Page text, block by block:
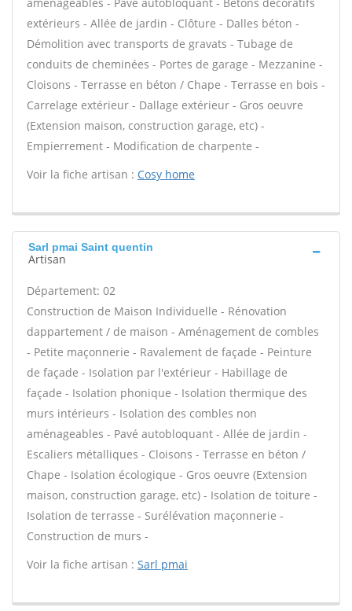
extérieurs - Allée de jardin - Clôture - Dalles béton -
Démolition avec transports de gravats - Tubage de
conduits de cheminées - Portes de garage - Mezzanine -
Cloisons - Terrasse en béton / Chape - Terrasse en bois -
Carrelage extérieur - Dallage extérieur - Gros oeuvre
(Extension maison, construction garage, etc) -
Empierrement - Modification de charpente -
Voir la fiche artisan : Cosy home
Sarl pmai Saint quentin
Artisan
Département: 02
Construction de Maison Individuelle - Rénovation
dappartement / de maison - Aménagement de combles
- Petite maçonnerie - Ravalement de façade - Peinture
de façade - Isolation par l'extérieur - Habillage de
façade - Isolation phonique - Isolation thermique des
murs intérieurs - Isolation des combles non
aménageables - Pavé autobloquant - Allée de jardin -
Escaliers métalliques - Cloisons - Terrasse en béton /
Chape - Isolation écologique - Gros oeuvre (Extension
maison, construction garage, etc) - Isolation de toiture -
Isolation de terrasse - Surélévation maçonnerie -
Construction de murs -
Voir la fiche artisan : Sarl pmai